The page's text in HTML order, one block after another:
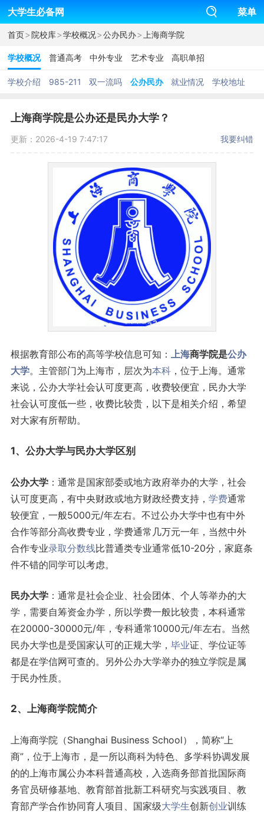
大学生必备网 菜单
首页>院校库>学校概况>公办民办> 上海商学院
学校概况 普通高考 中外专业 艺术专业 高职单招
学校介绍 985-211 双一流吗 公办民办 就业情况 学校地址
上海商学院是公办还是民办大学？
更新：2026-4-19 7:47:17 我要纠错
根据教育部公布的高等学校信息可知： 上海商学院是公办
大学。主管部门为上海市，层次为本科，位于上海。通常
来说，公办大学社会认可度更高，收费较便宜，民办大学
社会认可度低一些，收费比较贵，以下是相关介绍，希望
对大家有所帮助。
1、公办大学与民办大学区别
公办大学：通常是国家部委或地方政府举办的大学，社会
认可度更高，有中央财政或地方财政经费支持， 学费通常
较便宜，一般5000元/年左右。不过公办大学中也有中外
合作等部分高收费专业，学费通常几万元一年，当然中外
合作专业录取分数线比普通类专业通常低10-20分，家庭条
件不错的同学可以考虑。
民办大学：通常是社会企业、社会团体、个人等举办的大
学，需要自筹资金办学，所以学费一般比较贵，本科通常
在20000-30000元/年，专科通常10000元/年左右。当然
民办大学也是受国家认可的正规大学， 毕业证、学位证等
都是在学信网可查的。另外公办大学举办的独立学院是属
于民办性质。
2、上海商学院简介
上海商学院（Shanghai Business School），简称“上
商”，位于上海市，是一所以商科为特色、多学科协调发展
的的上海市属公办本科普通高校，入选商务部首批国际商
务官员研修基地、教育部首批新工科研究与实践项目、教
育部产学合作协同育人项目、国家级大学生创新创业训练